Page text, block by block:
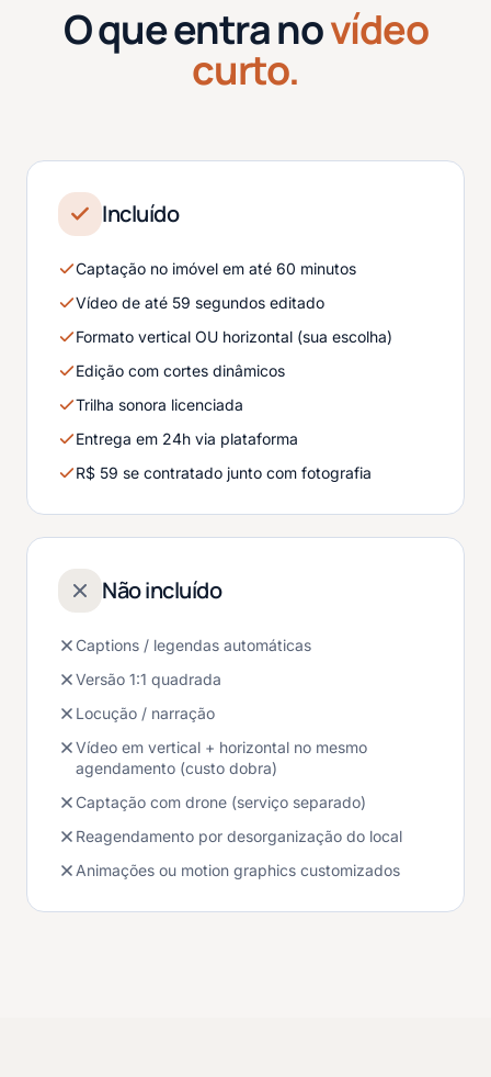
O que entra novídeo
curto.
Incluído
Captação no imóvel em até 60 minutos
Vídeo de até 59 segundos editado
Formato vertical OU horizontal (sua escolha)
Edição com cortes dinâmicos
Trilha sonora licenciada
Entrega em 24h via plataforma
R$ 59 se contratado junto com fotografia
Não incluído
Captions / legendas automáticas
Versão 1:1 quadrada
Locução / narração
Vídeo em vertical + horizontal no mesmo
agendamento (custo dobra)
Captação com drone (serviço separado)
Reagendamento por desorganização do local
Animações ou motion graphics customizados